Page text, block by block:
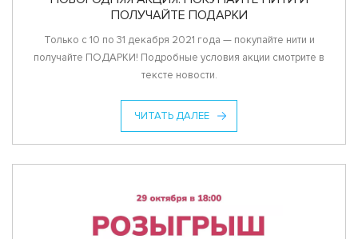
ПОЛУЧАЙТЕ ПОДАРКИ
Только с 10 по 31 декабря 2021 года — покупайте нити и
получайте ПОДАРКИ! Подробные условия акции смотрите в
тексте новости.
ЧИТАТЬ ДАЛЕЕ